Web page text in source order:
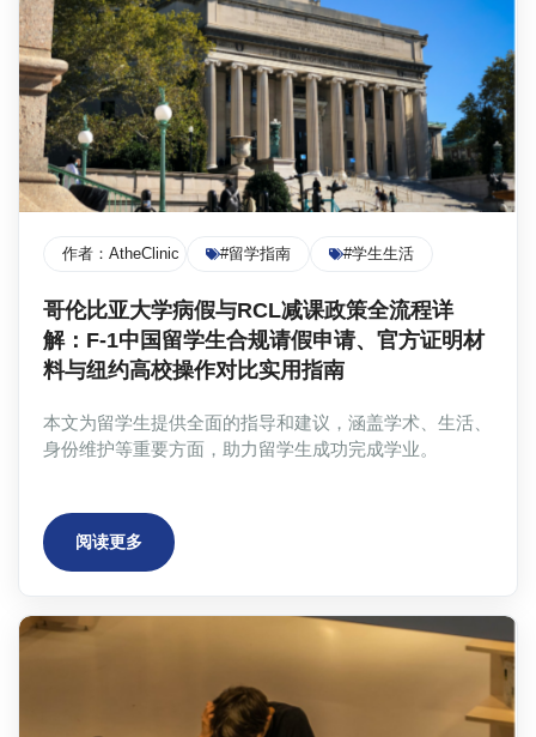
作者： AtheClinic Team#留学指南 #学生生活
哥伦比亚大学病假与RCL减课政策全流程详
解：F-1中国留学生合规请假申请、官方证明材
料与纽约高校操作对比实用指南
本文为留学生提供全面的指导和建议，涵盖学术、生活、
身份维护等重要方面，助力留学生成功完成学业。
阅读更多